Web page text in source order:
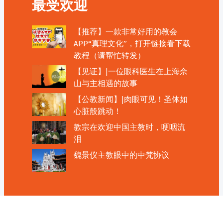
最受欢迎
【推荐】一款非常好用的教会
APP“真理文化”，打开链接看下载
教程（请帮忙转发）
【见证】|一位眼科医生在上海佘
山与主相遇的故事
【公教新闻】|肉眼可见！圣体如
心脏般跳动！
教宗在欢迎中国主教时，哽咽流
泪
魏景仪主教眼中的中梵协议